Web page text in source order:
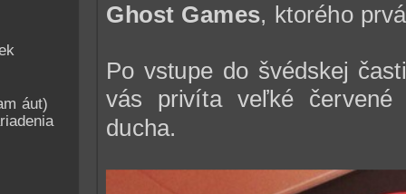
áut)
Ghost Games, ktorého
Po vstupe do švédskej
vás privíta veľké červené
ducha.